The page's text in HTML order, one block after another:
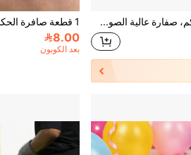
صفارة حكم، صفارة عالية الصوت مناسبة للرياضات الخارجية كالكرة السلة والكرة القدم
8.00
بعد الكوبون